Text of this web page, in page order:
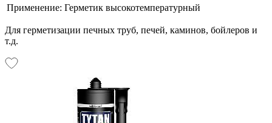
Применение: Герметик высокотемпературный
Для герметизации печных труб, печей, каминов, бойлеров и
т.д.